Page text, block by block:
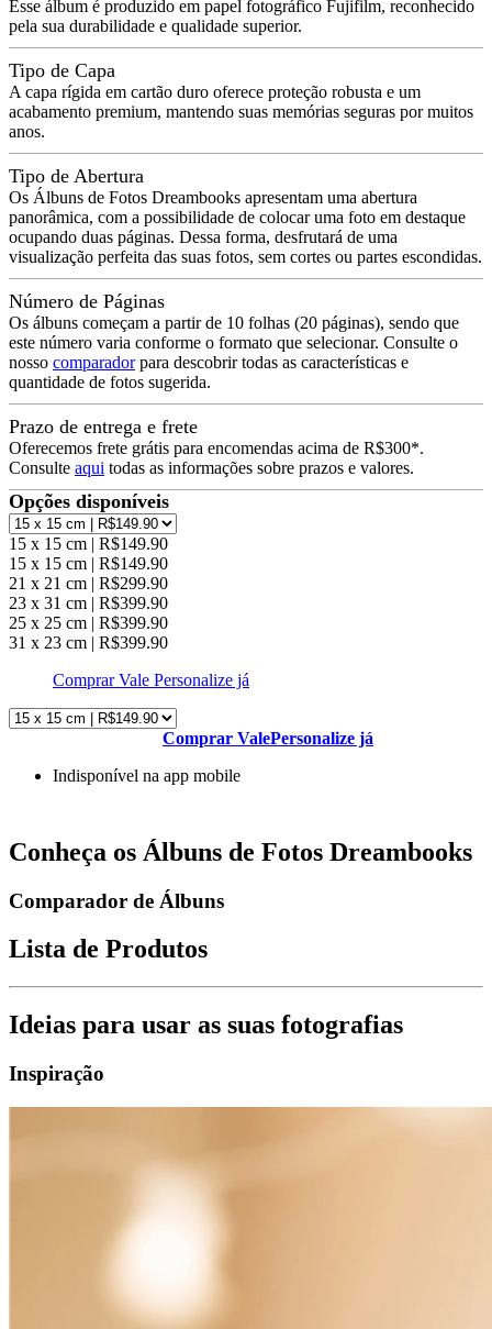
Esse álbum é produzido em papel fotográfico Fujifilm, reconhecido
pela sua durabilidade e qualidade superior.
Tipo de Capa
A capa rígida em cartão duro oferece proteção robusta e um
acabamento premium, mantendo suas memórias seguras por muitos
anos.
Tipo de Abertura
Os Álbuns de Fotos Dreambooks apresentam uma abertura
panorâmica, com a possibilidade de colocar uma foto em destaque
ocupando duas páginas. Dessa forma, desfrutará de uma
visualização perfeita das suas fotos, sem cortes ou partes escondidas.
Número de Páginas
Os álbuns começam a partir de 10 folhas (20 páginas), sendo que
este número varia conforme o formato que selecionar. Consulte o
nosso comparadorpara descobrir todas as características e
quantidade de fotos sugerida.
Prazo de entrega e frete
Oferecemos frete grátis para encomendas acima de R$300*.
Consulte aqui todas as informações sobre prazos e valores.
Opções disponíveis
15 x 15 cm | R$149.90
15 x 15 cm | R$149.90
21 x 21 cm | R$299.90
23 x 31 cm | R$399.90
25 x 25 cm | R$399.90
31 x 23 cm | R$399.90
Comprar Vale Personalize já
Comprar ValePersonalize já
Indisponível na app mobile
Conheça os Álbuns de Fotos Dreambooks
Comparador de Álbuns
Lista de Produtos
Ideias para usar as suas fotografias
Inspiração